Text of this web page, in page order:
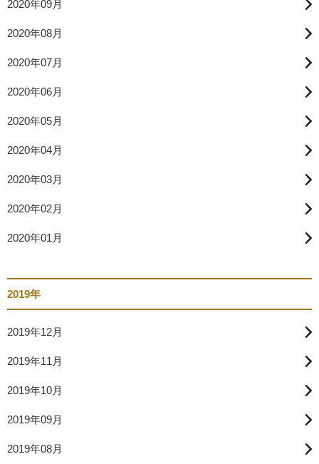
2020年09月
2020年08月
2020年07月
2020年06月
2020年05月
2020年04月
2020年03月
2020年02月
2020年01月
2019年
2019年12月
2019年11月
2019年10月
2019年09月
2019年08月